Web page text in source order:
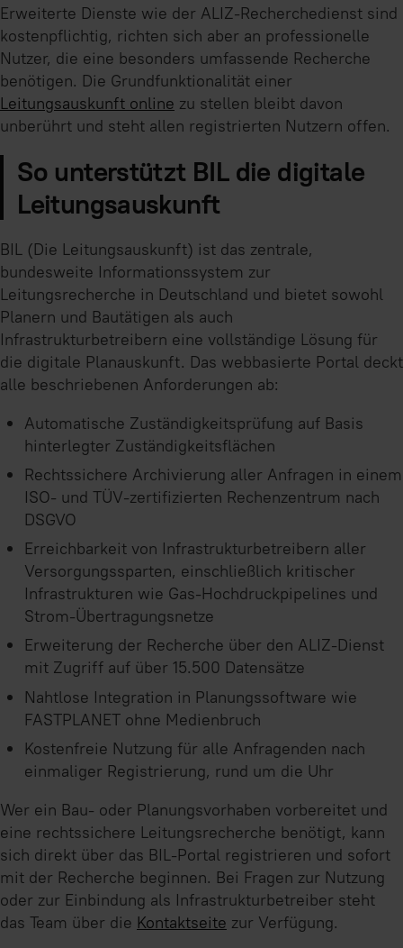
Erweiterte Dienste wie der ALIZ-Recherchedienst sind
kostenpflichtig, richten sich aber an professionelle
Nutzer, die eine besonders umfassende Recherche
benötigen. Die Grundfunktionalität einer
Leitungsauskunft online zu stellen bleibt davon
unberührt und steht allen registrierten Nutzern offen.
So unterstützt BIL die digitale
Leitungsauskunft
BIL (Die Leitungsauskunft) ist das zentrale,
bundesweite Informationssystem zur
Leitungsrecherche in Deutschland und bietet sowohl
Planern und Bautätigen als auch
Infrastrukturbetreibern eine vollständige Lösung für
die digitale Planauskunft. Das webbasierte Portal deckt
alle beschriebenen Anforderungen ab:
Automatische Zuständigkeitsprüfung auf Basis
hinterlegter Zuständigkeitsflächen
Rechtssichere Archivierung aller Anfragen in einem
ISO- und TÜV-zertifizierten Rechenzentrum nach
DSGVO
Erreichbarkeit von Infrastrukturbetreibern aller
Versorgungssparten, einschließlich kritischer
Infrastrukturen wie Gas-Hochdruckpipelines und
Strom-Übertragungsnetze
Erweiterung der Recherche über den ALIZ-Dienst
mit Zugriff auf über 15.500 Datensätze
Nahtlose Integration in Planungssoftware wie
FASTPLANET ohne Medienbruch
Kostenfreie Nutzung für alle Anfragenden nach
einmaliger Registrierung, rund um die Uhr
Wer ein Bau- oder Planungsvorhaben vorbereitet und
eine rechtssichere Leitungsrecherche benötigt, kann
sich direkt über das BIL-Portal registrieren und sofort
mit der Recherche beginnen. Bei Fragen zur Nutzung
oder zur Einbindung als Infrastrukturbetreiber steht
das Team über die Kontaktseite zur Verfügung.